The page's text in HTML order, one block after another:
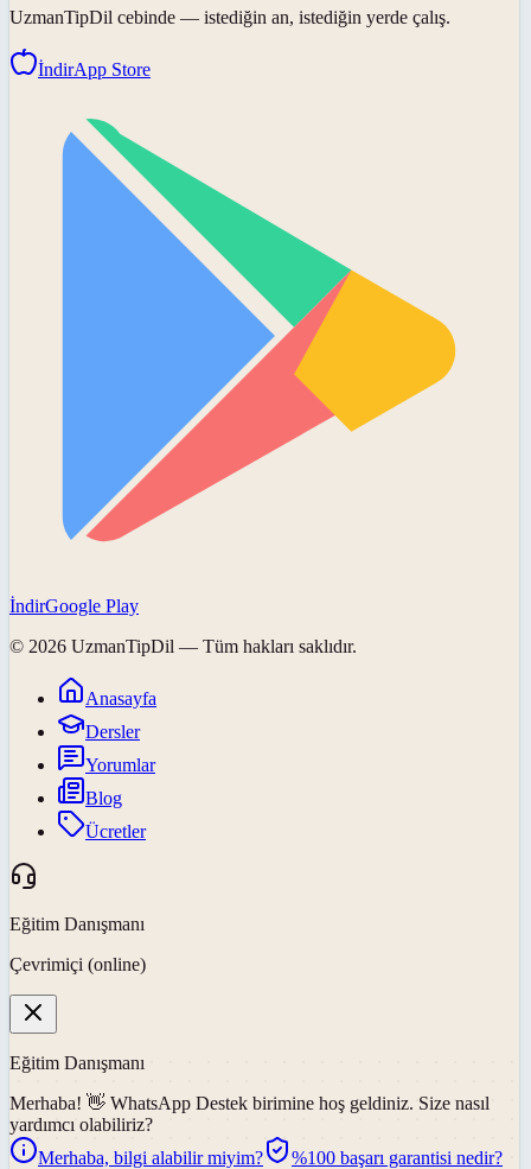
UzmanTipDil cebinde — istediğin an, istediğin yerde çalış.
İndirApp Store
İndirGoogle Play
© 2026 UzmanTipDil — Tüm hakları saklıdır.
Anasayfa
Dersler
Yorumlar
Blog
Ücretler
Eğitim Danışmanı
Çevrimiçi (online)
Eğitim Danışmanı
Merhaba! 👋 WhatsApp Destek birimine hoş geldiniz. Size nasıl
yardımcı olabiliriz?
Merhaba, bilgi alabilir miyim?
%100 başarı garantisi nedir?